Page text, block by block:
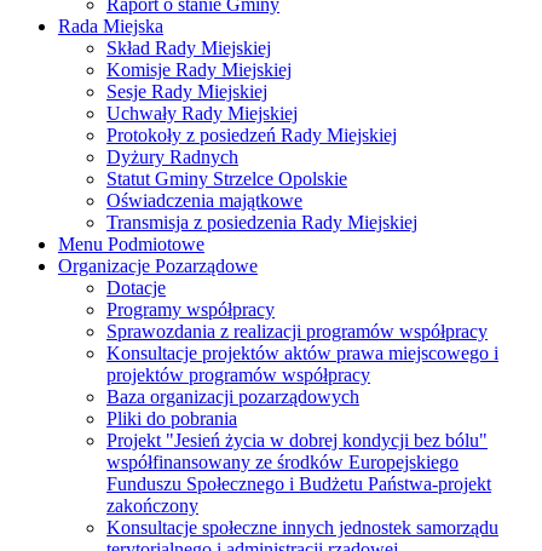
Raport o stanie Gminy
Rada Miejska
Skład Rady Miejskiej
Komisje Rady Miejskiej
Sesje Rady Miejskiej
Uchwały Rady Miejskiej
Protokoły z posiedzeń Rady Miejskiej
Dyżury Radnych
Statut Gminy Strzelce Opolskie
Oświadczenia majątkowe
Transmisja z posiedzenia Rady Miejskiej
Menu Podmiotowe
Organizacje Pozarządowe
Dotacje
Programy współpracy
Sprawozdania z realizacji programów współpracy
Konsultacje projektów aktów prawa miejscowego i
projektów programów współpracy
Baza organizacji pozarządowych
Pliki do pobrania
Projekt "Jesień życia w dobrej kondycji bez bólu"
współfinansowany ze środków Europejskiego
Funduszu Społecznego i Budżetu Państwa-projekt
zakończony
Konsultacje społeczne innych jednostek samorządu